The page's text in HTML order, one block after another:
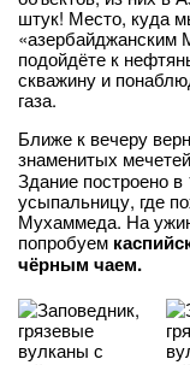
штук! Место, куда
«азербайджанским
подойдёте к
скважину и
газа.
Ближе к вечеру
знаменитых
Здание построено в
усыпальницу, где
Мухаммеда. На
попробуем
чёрным чаем.